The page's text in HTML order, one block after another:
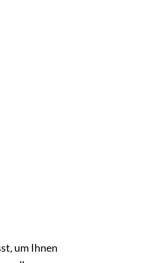
um Ihnen